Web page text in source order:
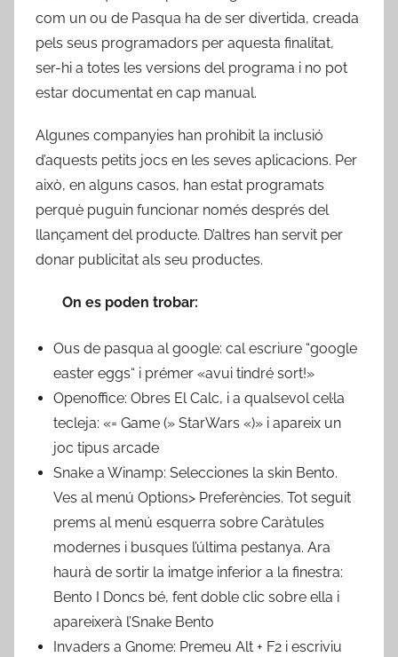
com un ou de Pasqua ha de ser divertida, creada
pels seus programadors per aquesta finalitat,
ser-hi a totes les versions del programa i no pot
estar documentat en cap manual.
Algunes companyies han prohibit la inclusió
d’aquests petits jocs en les seves aplicacions. Per
això, en alguns casos, han estat programats
perquè puguin funcionar només després del
llançament del producte. D’altres han servit per
donar publicitat als seu productes.
On es poden trobar:
Ous de pasqua al google: cal escriure “google
easter eggs“ i prémer «avui tindré sort!»
Openoffice: Obres El Calc, i a qualsevol cel·la
tecleja: «= Game (» StarWars «)» i apareix un
joc tipus arcade
Snake a Winamp: Selecciones la skin Bento.
Ves al menú Options> Preferències. Tot seguit
prems al menú esquerra sobre Caràtules
modernes i busques l’última pestanya. Ara
haurà de sortir la imatge inferior a la finestra:
Bento I Doncs bé, fent doble clic sobre ella i
apareixerà l’Snake Bento
Invaders a Gnome: Premeu Alt + F2 i escriviu